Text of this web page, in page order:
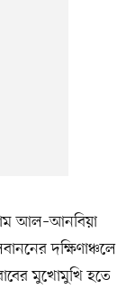
আল–আনবিয়া
দক্ষিণাঞ্চলে
মুখোমুখি হতে